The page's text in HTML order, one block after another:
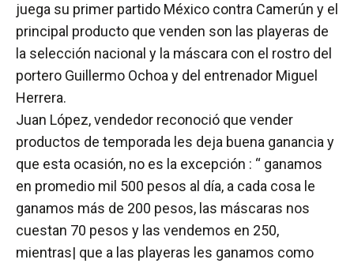
juega su primer partido México contra Camerún y el
principal producto que venden son las playeras de
la selección nacional y la máscara con el rostro del
portero Guillermo Ochoa y del entrenador Miguel
Herrera.
Juan López, vendedor reconoció que vender
productos de temporada les deja buena ganancia y
que esta ocasión, no es la excepción : “ ganamos
en promedio mil 500 pesos al día, a cada cosa le
ganamos más de 200 pesos, las máscaras nos
cuestan 70 pesos y las vendemos en 250,
mientras| que a las playeras les ganamos como